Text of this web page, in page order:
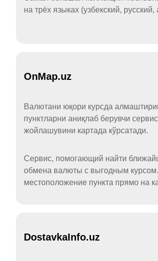
на трёх языках (узбекский, русский,
OnMap.uz
Валютани юқори курсда
пунктларни аниқлаб берувчи
жойлашувини картада кўрсатади.
Сервис, помогающий найти
обмена валюты с выгодным
местоположение пункта прямо на
DostavkaInfo.uz